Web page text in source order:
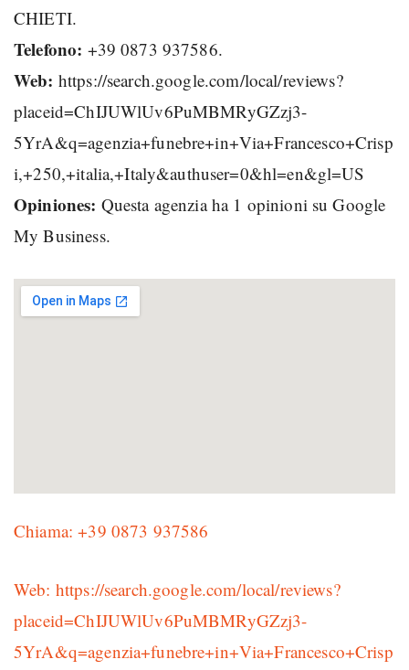
CHIETI.
Telefono: +39 0873 937586.
Web: https://search.google.com/local/reviews?
placeid=ChIJUWlUv6PuMBMRyGZzj3-
5YrA&q=agenzia+funebre+in+Via+Francesco+Crisp
i,+250,+italia,+Italy&authuser=0&hl=en&gl=US
Opiniones: Questa agenzia ha 1 opinioni su Google
My Business.
Chiama: +39 0873 937586
Web: https://search.google.com/local/reviews?
placeid=ChIJUWlUv6PuMBMRyGZzj3-
5YrA&q=agenzia+funebre+in+Via+Francesco+Crisp